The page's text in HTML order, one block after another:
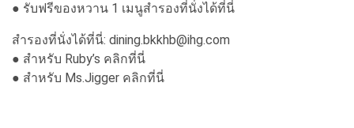
● รับฟรีของหวาน 1 เมนูสำรองที่นั่งได้ที่นี่
สำรองที่นั่งได้ที่นี่: dining.bkkhb@ihg.com
● สำหรับ Ruby’s คลิกที่นี่
● สำหรับ Ms.Jigger คลิกที่นี่